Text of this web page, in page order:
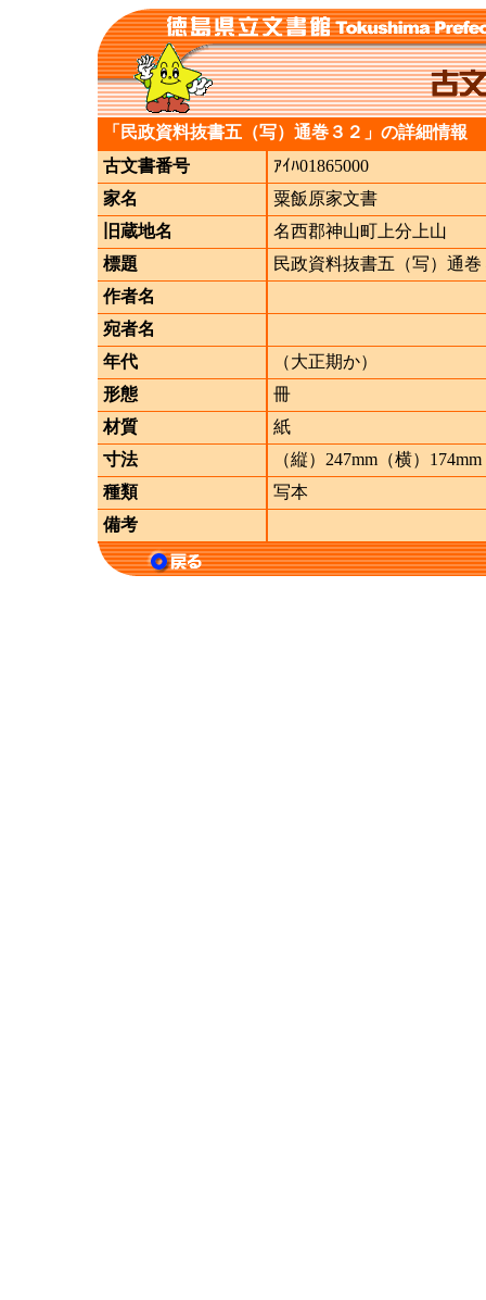
「民政資料抜書五（写）通巻３２」の詳細情報
古文書番号
ｱｲﾊ01865000
家名
粟飯原家文書
旧蔵地名
名西郡神山町上分上山
標題
民政資料抜書五（写）通巻
作者名
宛者名
年代
（大正期か）
形態
冊
材質
紙
寸法
（縦）247mm（横）174mm
種類
写本
備考